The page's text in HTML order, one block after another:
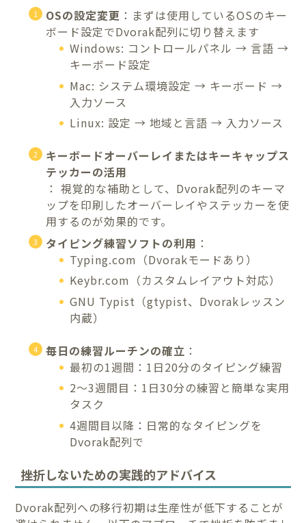
OSの設定変更 ：まずは使用しているOSのキー
ボード設定でDvorak配列に切り替えます
Windows: コントロールパネル → 言語 →
キーボード設定
Mac: システム環境設定 → キーボード →
入力ソース
Linux: 設定 → 地域と言語 → 入力ソース
キーボードオーバーレイまたはキーキャップス
テッカーの活用
： 視覚的な補助として、Dvorak配列のキーマ
ップを印刷したオーバーレイやステッカーを使
用するのが効果的です。
タイピング練習ソフトの利用 ：
Typing.com（Dvorakモードあり）
Keybr.com（カスタムレイアウト対応）
GNU Typist（gtypist、Dvorakレッスン
内蔵）
毎日の練習ルーチンの確立 ：
最初の1週間：1日20分のタイピング練習
2〜3週間目：1日30分の練習と簡単な実用
タスク
4週間目以降：日常的なタイピングを
Dvorak配列で
挫折しないための実践的アドバイス
Dvorak配列への移行初期は生産性が低下することが